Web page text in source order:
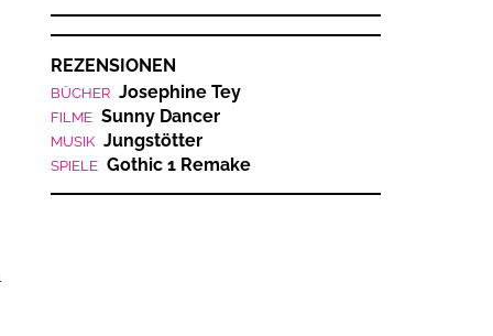
REZENSIONEN
BÜCHER Josephine Tey
FILME Sunny Dancer
MUSIK Jungstötter
SPIELE Gothic 1 Remake